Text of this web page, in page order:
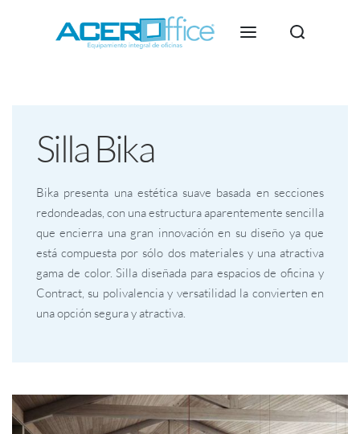
Silla Bika
Bika presenta una estética suave basada en secciones
redondeadas, con una estructura aparentemente sencilla
que encierra una gran innovación en su diseño ya que
está compuesta por sólo dos materiales y una atractiva
gama de color. Silla diseñada para espacios de oficina y
Contract, su polivalencia y versatilidad la convierten en
una opción segura y atractiva.